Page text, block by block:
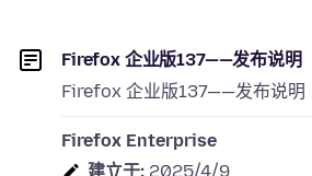
Firefox 企业版137——发布说明
Firefox 企业版137——发布说明
Firefox Enterprise
建立于: 2025/4/9